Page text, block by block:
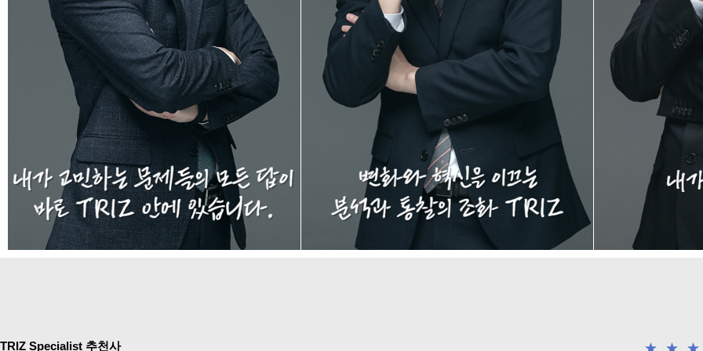
TRIZ Specialist 추천사